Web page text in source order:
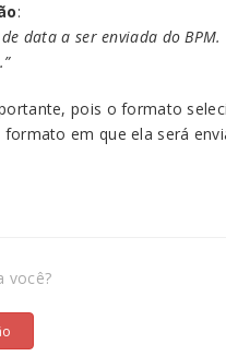
:
data a ser enviada do
pois o formato
em que ela será
você?